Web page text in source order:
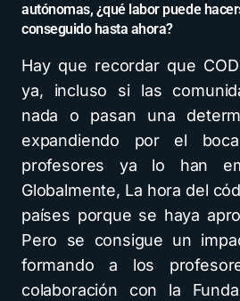
autónomas, ¿qué labor puede
conseguido hasta ahora?
Hay que recordar que
ya, incluso si las
nada o pasan una
expandiendo por el
profesores ya lo han
Globalmente, La hora del
países porque se haya
Pero se consigue un
formando a los
colaboración con la